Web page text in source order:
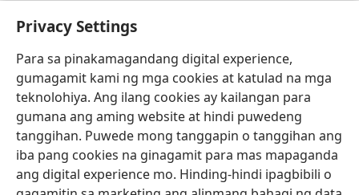
Privacy Settings
Para sa pinakamagandang digital experience,
gumagamit kami ng mga cookies at katulad na mga
teknolohiya. Ang ilang cookies ay kailangan para
gumana ang aming website at hindi puwedeng
tanggihan. Puwede mong tanggapin o tanggihan ang
iba pang cookies na ginagamit para mas mapaganda
ang digital experience mo. Hinding-hindi ipagbibili o
(may
na
bagong
window)
Watchtower ONLINE LIBRARY™
(may
bubukas
na
bagong
window)
JW Hub ®
(may
bubukas
bagong
JW Library ®